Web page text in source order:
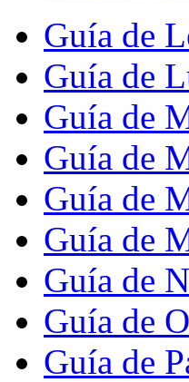
Guía de
Guía de
Guía de
Guía de
Guía de
Guía de
Guía de
Guía de
Guía de